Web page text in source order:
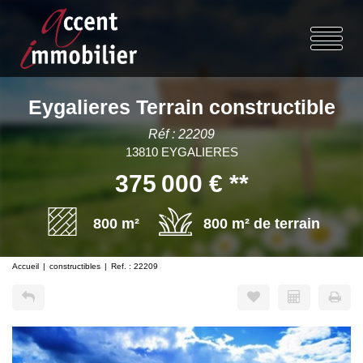
Eygalieres Terrain constructible
Réf : 22209
13810 EYGALIERES
375 000 € **
800 m² 800 m² de terrain
Accueil constructibles Ref. : 22209